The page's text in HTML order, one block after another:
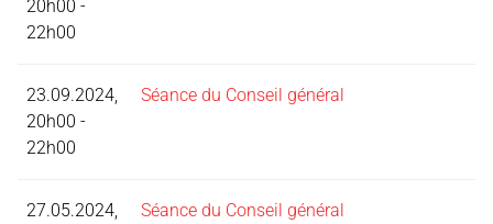
20h00 -
22h00
23.09.2024,
20h00 -
22h00
Séance du Conseil général
27.05.2024,
Séance du Conseil général